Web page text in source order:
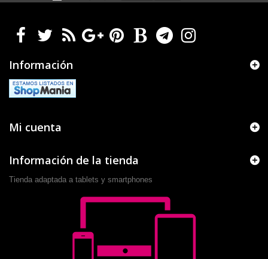
Información
Mi cuenta
Información de la tienda
Tienda adaptada a tablets y smartphones